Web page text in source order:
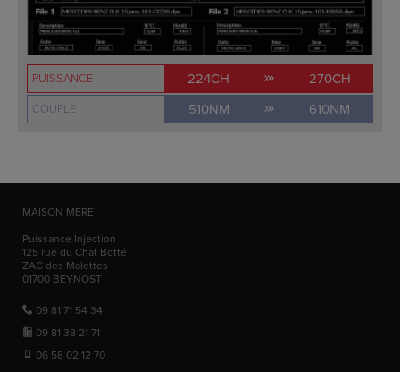
PUISSANCE 224CH 270CH
COUPLE 510NM 610NM
MAISON MÈRE
Puissance Injection
125 rue du Chat Botté
ZAC des Malettes
01700 BEYNOST
09 81 71 54 34
09 81 38 21 71
06 58 02 12 70